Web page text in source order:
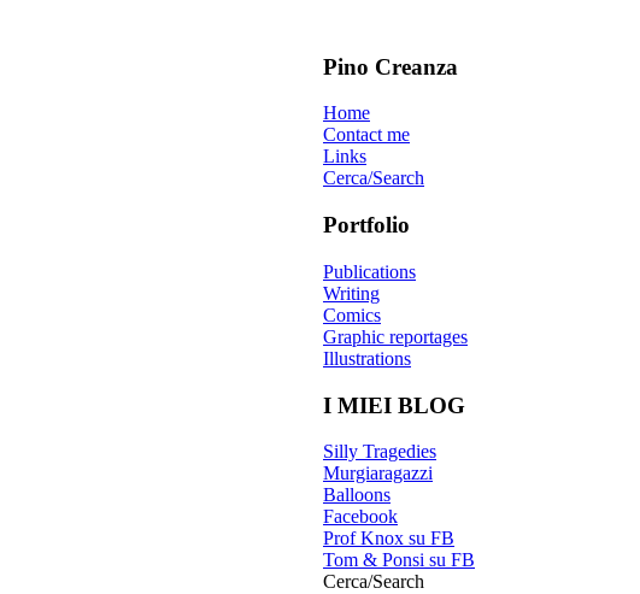
Pino Creanza
Home
Contact me
Links
Cerca/Search
Portfolio
Publications
Writing
Comics
Graphic reportages
Illustrations
I MIEI BLOG
Silly Tragedies
Murgiaragazzi
Balloons
Facebook
Prof Knox su FB
Tom & Ponsi su FB
Cerca/Search